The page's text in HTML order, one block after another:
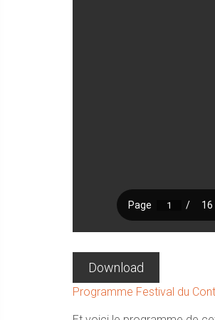
Download
Programme Festival du